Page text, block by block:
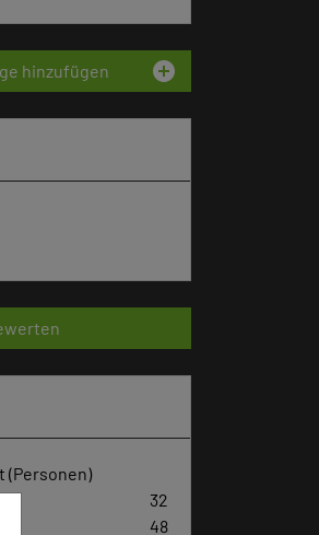
hinzufügen add_circle
(Personen)
32
48